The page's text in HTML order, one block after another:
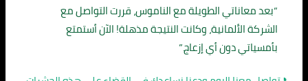
“بعد معاناتي الطويلة مع الناموس، قررت التواصل مع
الشركة الألمانية، وكانت النتيجة مذهلة! الآن أستمتع
بأمسياتي دون أي إزعاج.”